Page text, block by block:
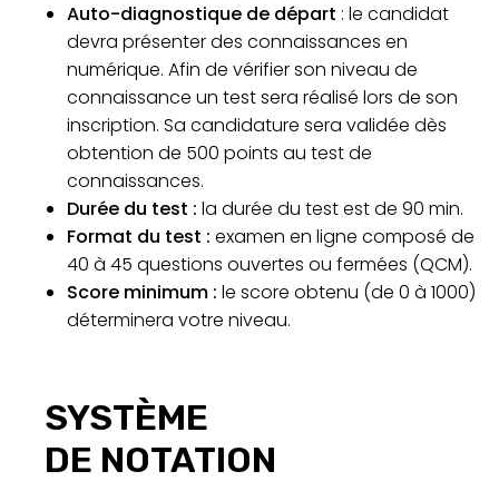
Auto-diagnostique de départ : le candidat
devra présenter des connaissances en
numérique. Afin de vérifier son niveau de
connaissance un test sera réalisé lors de son
inscription. Sa candidature sera validée dès
obtention de 500 points au test de
connaissances.
Durée du test : la durée du test est de 90 min.
Format du test : examen en ligne composé de
40 à 45 questions ouvertes ou fermées (QCM).
Score minimum : le score obtenu (de 0 à 1000)
déterminera votre niveau.
SYSTÈME
DE NOTATION